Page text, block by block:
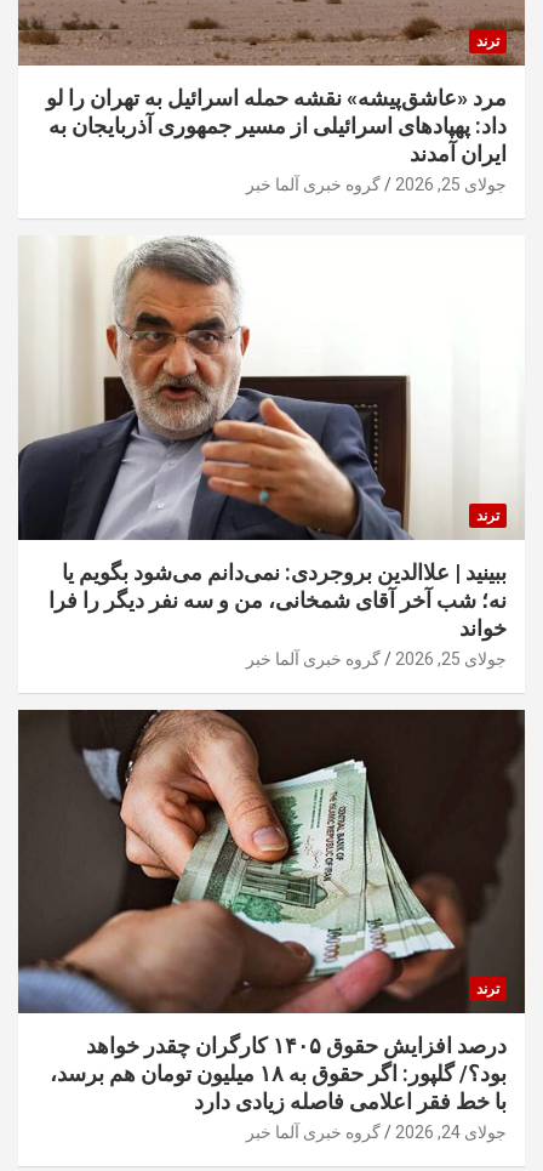
ترند
مرد «عاشق‌پیشه» نقشه حمله اسرائیل به تهران را لو
داد: پهپادهای اسرائیلی از مسیر جمهوری آذربایجان به
ایران آمدند
جولای 25, 2026 گروه خبری آلما خبر
ترند
ببینید | علاالدین بروجردی: نمی‌دانم می‌شود بگویم یا
نه؛ شب آخر آقای شمخانی، من و سه نفر دیگر را فرا
خواند
جولای 25, 2026 گروه خبری آلما خبر
ترند
درصد افزایش حقوق ۱۴۰۵ کارگران چقدر خواهد
بود؟/ گلپور: اگر حقوق به ۱۸ میلیون تومان هم برسد،
با خط فقر اعلامی فاصله زیادی دارد
جولای 24, 2026 گروه خبری آلما خبر